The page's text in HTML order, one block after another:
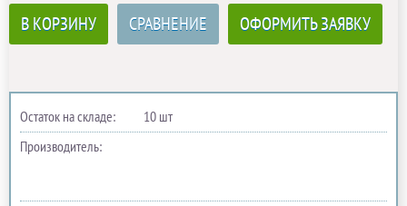
В КОРЗИНУ СРАВНЕНИЕ ОФОРМИТЬ ЗАЯВКУ
Остаток на складе:
10 шт
Производитель: